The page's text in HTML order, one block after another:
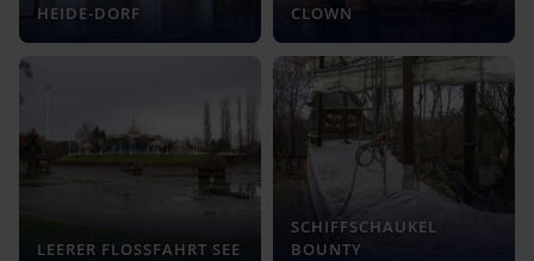
HEIDE-DORF CLOWN
LEERER FLOSSFAHRT SEE
SCHIFFSCHAUKEL
BOUNTY